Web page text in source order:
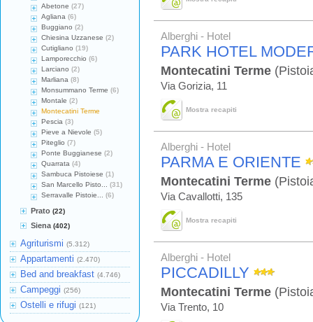
Alberghi - Hotel
PARK HOTEL
Montecatini Terme
Via Gorizia, 11
Mostra recapiti
Alberghi - Hotel
PARMA E ORIENTE
Montecatini Terme
Via Cavallotti, 135
Mostra recapiti
Alberghi - Hotel
PICCADILLY
Montecatini Terme
Via Trento, 10
Abetone (27)
Agliana (6)
Buggiano (2)
Chiesina Uzzanese (2)
Cutigliano (19)
Lamporecchio (6)
Larciano (2)
Marliana (8)
Monsummano Terme (6)
Montale (2)
Montecatini Terme
Pescia (3)
Pieve a Nievole (5)
Piteglio (7)
Ponte Buggianese (2)
Quarrata (4)
Sambuca Pistoiese (1)
San Marcello Pisto...
(31)
Serravalle Pistoie...
(6)
Prato (22)
Siena (402)
Agriturismi (5.312)
Appartamenti (2.470)
Bed and breakfast (4.746)
Campeggi (256)
Ostelli e rifugi (121)